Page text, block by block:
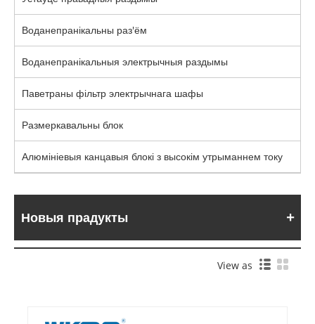
Воданепранікальны раз'ём
Воданепранікальныя электрычныя раздымы
Паветраны фільтр электрычнага шафы
Размеркавальны блок
Алюмініевыя канцавыя блокі з высокім утрыманнем току
Новыя прадукты
View as